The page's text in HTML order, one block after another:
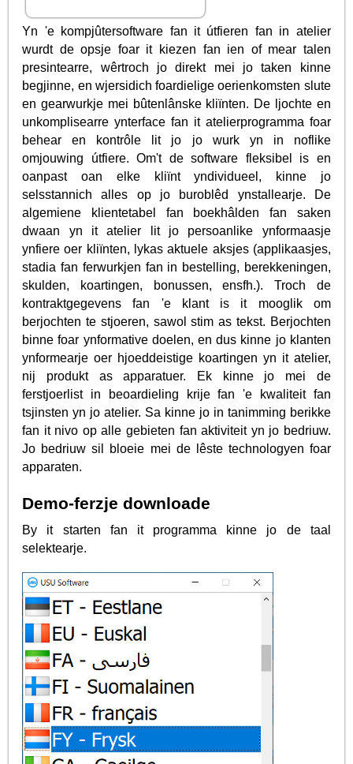
Yn 'e kompjûtersoftware fan it útfieren fan in atelier
wurdt de opsje foar it kiezen fan ien of mear talen
presintearre, wêrtroch jo direkt mei jo taken kinne
begjinne, en wjersidich foardielige oerienkomsten slute
en gearwurkje mei bûtenlânske kliïnten. De ljochte en
unkomplisearre ynterface fan it atelierprogramma foar
behear en kontrôle lit jo jo wurk yn in noflike
omjouwing útfiere. Om't de software fleksibel is en
oanpast oan elke kliïnt yndividueel, kinne jo
selsstannich alles op jo buroblêd ynstallearje. De
algemiene klientetabel fan boekhâlden fan saken
dwaan yn it atelier lit jo persoanlike ynformaasje
ynfiere oer kliïnten, lykas aktuele aksjes (applikaasjes,
stadia fan ferwurkjen fan in bestelling, berekkeningen,
skulden, koartingen, bonussen, ensfh.). Troch de
kontraktgegevens fan 'e klant is it mooglik om
berjochten te stjoeren, sawol stim as tekst. Berjochten
binne foar ynformative doelen, en dus kinne jo klanten
ynformearje oer hjoeddeistige koartingen yn it atelier,
nij produkt as apparatuer. Ek kinne jo mei de
ferstjoerlist in beoardieling krije fan 'e kwaliteit fan
tsjinsten yn jo atelier. Sa kinne jo in tanimming berikke
fan it nivo op alle gebieten fan aktiviteit yn jo bedriuw.
Jo bedriuw sil bloeie mei de lêste technologyen foar
apparaten.
Demo-ferzje downloade
By it starten fan it programma kinne jo de taal
selektearje.